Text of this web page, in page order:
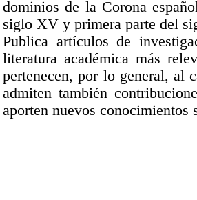
dominios de la Corona
siglo XV y primera parte del
Publica artículos de
literatura académica más
pertenecen, por lo general, al
admiten también
aporten nuevos conocimientos